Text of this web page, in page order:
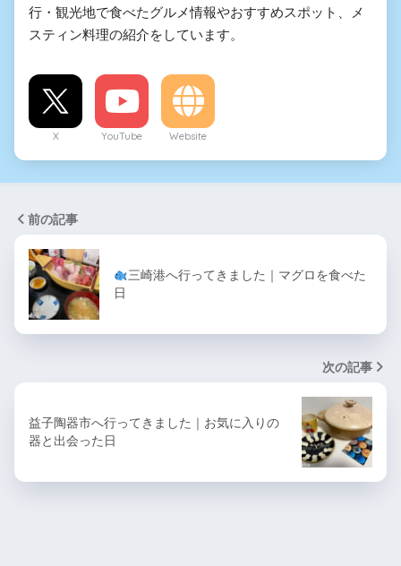
行・観光地で食べたグルメ情報やおすすめスポット、メ
スティン料理の紹介をしています。
X YouTube Website
前の記事
三崎港へ行ってきました｜マグロを食べた
日
次の記事
益子陶器市へ行ってきました｜お気に入りの
器と出会った日